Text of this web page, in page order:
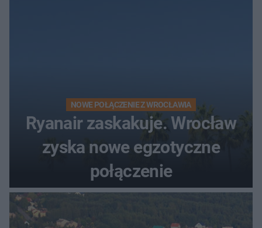
NOWE POŁĄCZENIE Z WROCŁAWIA
Ryanair zaskakuje. Wrocław
zyska nowe egzotyczne
połączenie